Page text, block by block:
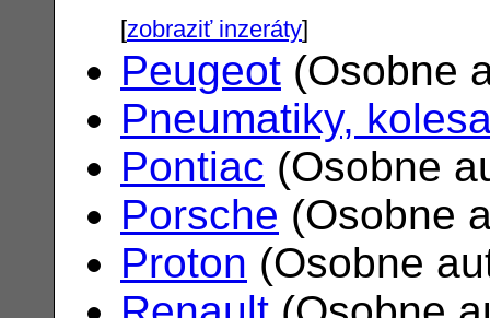
[zobraziť inzeráty]
Peugeot (Osobne
Pneumatiky,
Pontiac (Osobne
Porsche (Osobne
Proton (Osobne